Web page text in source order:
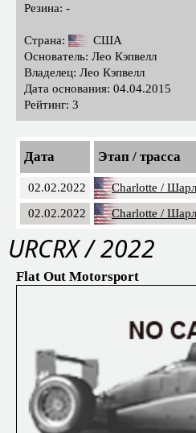
Резина: -
Страна:
США
Основатель: Лео Кэпвелл
Владелец: Лео Кэпвелл
Дата основания: 04.04.2015
Рейтинг: 3
Дата Этап / трасса
02.02.2022 Charlotte /
02.02.2022
Charlotte /
URCRX / 2022
Flat Out Motorsport